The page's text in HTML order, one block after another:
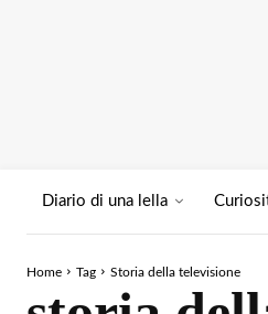
Diario di una lella
Home Tag Storia della televisione